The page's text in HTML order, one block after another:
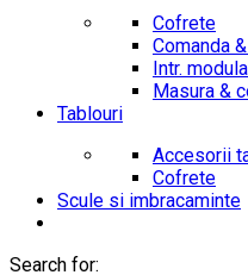
Cofrete
Comanda
Intr.
Masura &
Tablouri
Accesorii
Cofrete
Scule si imbracaminte
Search for: